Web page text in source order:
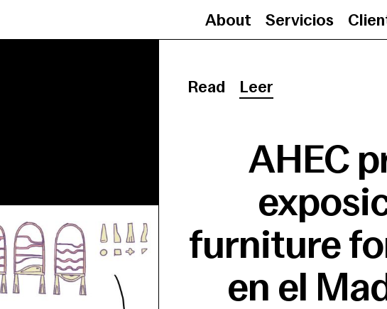
About Servicios
Read
Leer
AHEC
furniture
en el